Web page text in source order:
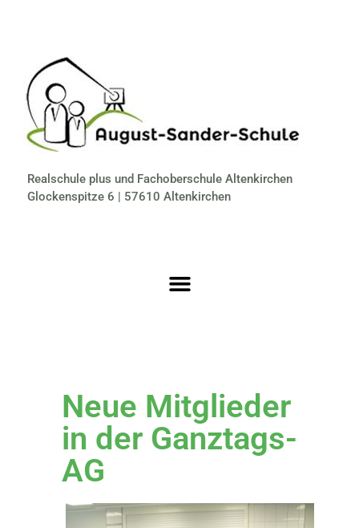
Realschule plus und Fachoberschule Altenkirchen
Glockenspitze 6 | 57610 Altenkirchen
Neue Mitglieder
in der Ganztags-
AG